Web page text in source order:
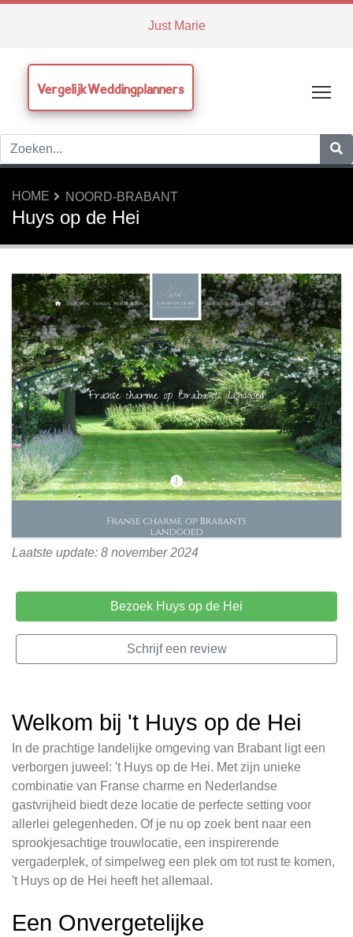
Just Marie
VergelijkWeddingplanners
HOME NOORD-BRABANT
Huys op de Hei
Laatste update: 8 november 2024
Bezoek Huys op de Hei
Schrijf een review
Welkom bij 't Huys op de Hei
In de prachtige landelijke omgeving van Brabant ligt een
verborgen juweel: 't Huys op de Hei. Met zijn unieke
combinatie van Franse charme en Nederlandse
gastvrijheid biedt deze locatie de perfecte setting voor
allerlei gelegenheden. Of je nu op zoek bent naar een
sprookjesachtige trouwlocatie, een inspirerende
vergaderplek, of simpelweg een plek om tot rust te komen,
't Huys op de Hei heeft het allemaal.
Een Onvergetelijke